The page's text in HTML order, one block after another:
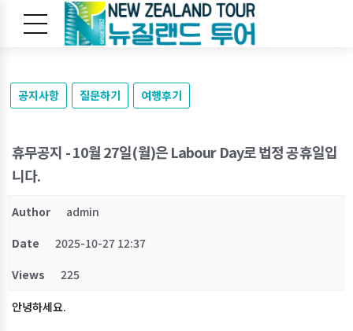
공지사항 질문하기 여행후기
휴무공지 - 10월 27일(월)은 Labour Day로 법정 공휴일입
니다.
Author
admin
Date
2025-10-27 12:37
Views
225
안녕하세요.